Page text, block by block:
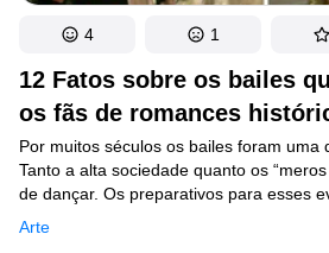
12 Fatos sobre os bailes
os fãs de romances
Arte
Por muitos séculos os bailes foram uma
Tanto a alta sociedade quanto os
de dançar. Os preparativos para esses
um grande esforço por parte dos
convidados, que ia muito além das
4 1